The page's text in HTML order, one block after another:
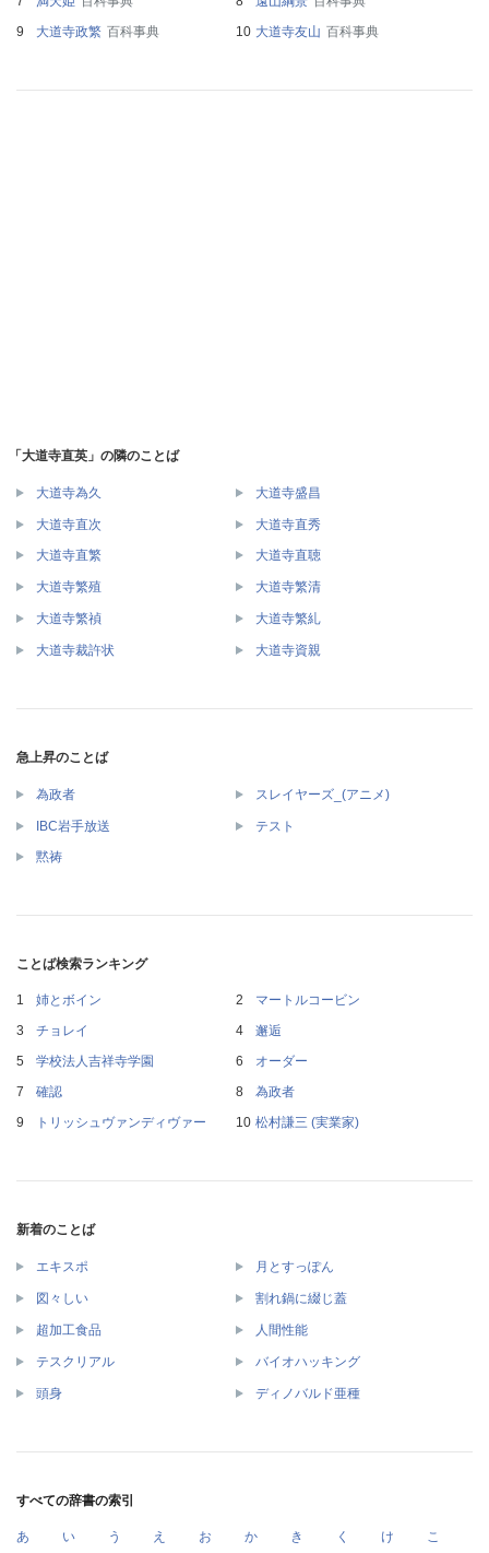
大道寺政繁 百科事典 大道寺友山 百科事典
「大道寺直英」の隣のことば
大道寺為久 大道寺盛昌
大道寺直次 大道寺直秀
大道寺直繁 大道寺直聴
大道寺繁殖 大道寺繁清
大道寺繁禎 大道寺繁糺
大道寺裁許状 大道寺資親
急上昇のことば
為政者 スレイヤーズ_(アニメ)
IBC岩手放送 テスト
黙祷
ことば検索ランキング
姉とボイン
マートルコービン
チョレイ
邂逅
学校法人吉祥寺学園
オーダー
確認
為政者
トリッシュヴァンディヴァー
松村謙三 (実業家)
新着のことば
エキスポ 月とすっぽん
図々しい 割れ鍋に綴じ蓋
超加工食品 人間性能
テスクリアル バイオハッキング
頭身 ディノバルド亜種
すべての辞書の索引
あ い う え お か き く け こ